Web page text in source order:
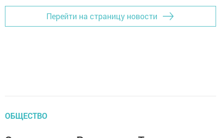
Перейти на страницу новости
ОБЩЕСТВО